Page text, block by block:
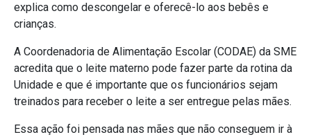
explica como descongelar e oferecê-lo aos bebês e
crianças.
A Coordenadoria de Alimentação Escolar (CODAE) da SME
acredita que o leite materno pode fazer parte da rotina da
Unidade e que é importante que os funcionários sejam
treinados para receber o leite a ser entregue pelas mães.
Essa ação foi pensada nas mães que não conseguem ir à